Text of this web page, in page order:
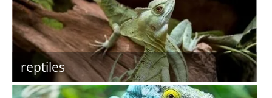
reptiles